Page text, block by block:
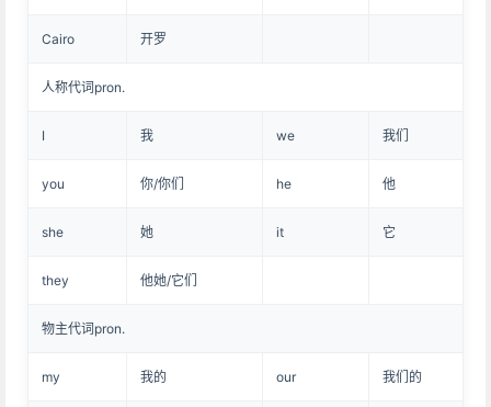
Cairo 开罗
人称代词pron.
I 我 we 我们
you 你/你们 he 他
she 她 it 它
they 他她/它们
物主代词pron.
my 我的 our 我们的